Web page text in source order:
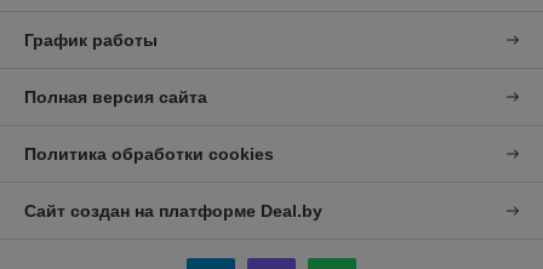
График работы
Полная версия сайта
Политика обработки cookies
Сайт создан на платформе Deal.by